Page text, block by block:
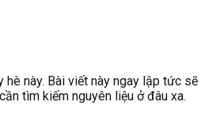
này. Bài viết này ngay lập tức
tìm kiếm nguyên liệu ở đâu xa.